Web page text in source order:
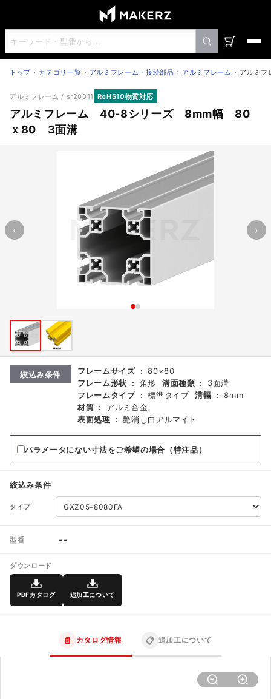
トップ カテゴリ一覧 アルミフレーム・接続部品 アルミフレーム アルミ
アルミフレーム 40-8シリーズ 8mm幅 80ｘ80 3面溝
アルミフレーム / sr20011 RoHS10物質対応
アルミフレーム 40-8シリーズ 8mm幅 80
ｘ80 3面溝
‹ ›
絞込み条件 フレームサイズ : 80×80
フレーム形状
: 角形 溝面種類 :
3面溝
フレームタイプ : 標準タイプ 溝幅 : 8mm
材質 :
アルミ合金
表面処理
: 艶消し白アルマイト
パラメータにない寸法をご希望の場合（特注品）
絞込み条件
タイプ
型番 --
ダウンロード
PDFカタログ 追加工について
📄 カタログ情報 📋 追加工について